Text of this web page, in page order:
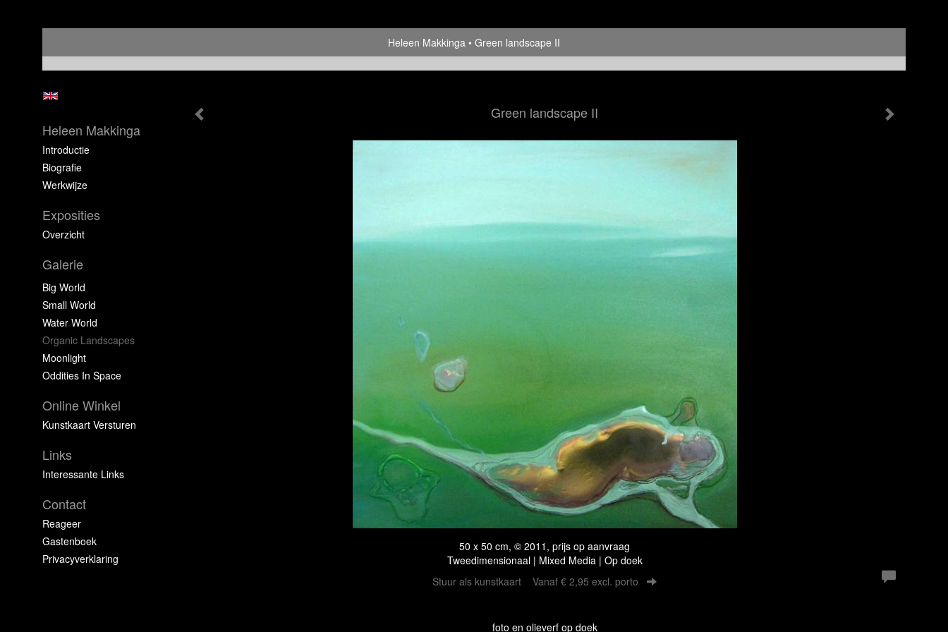
Heleen Makkinga Green landscape II
Green landscape II
50 x 50 cm, © 2011, prijs op aanvraag
Tweedimensionaal | Mixed Media | Op doek
Stuur als kunstkaart Vanaf € 2,95 excl. porto
foto en olieverf op doek
Heleen Makkinga
Introductie
Biografie
Werkwijze
Exposities
Overzicht
Galerie
Big World
Small World
Water World
Organic Landscapes
Moonlight
Oddities In Space
Online Winkel
Kunstkaart Versturen
Links
Interessante Links
Contact
Reageer
Gastenboek
Privacyverklaring